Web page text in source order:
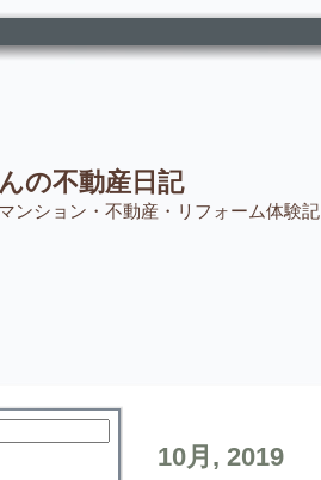
の不動産日記
ンション・不動産・リフォーム体験記
10月, 2019